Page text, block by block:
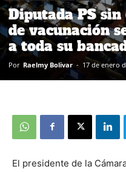
Diputada PS
de vacunación
a toda su
Por Raelmy Bolivar - 17 de enero
El presidente de la